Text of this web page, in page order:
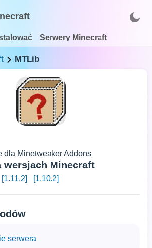
Serwery Minecraft
MTLib
dla Minetweaker Addons
wersjach Minecraft
[1.11.2] [1.10.2]
serwera